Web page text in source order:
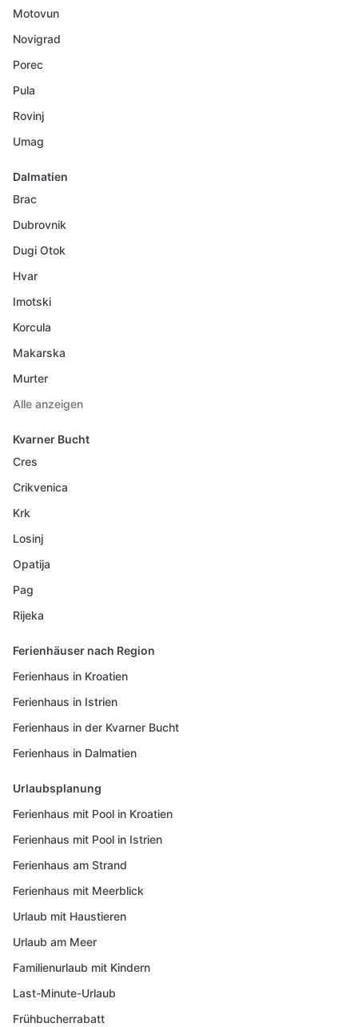
Motovun
Novigrad
Porec
Pula
Rovinj
Umag
Dalmatien
Brac
Dubrovnik
Dugi Otok
Hvar
Imotski
Korcula
Makarska
Murter
Alle anzeigen
Kvarner Bucht
Cres
Crikvenica
Krk
Losinj
Opatija
Pag
Rijeka
Ferienhäuser nach Region
Ferienhaus in Kroatien
Ferienhaus in Istrien
Ferienhaus in der Kvarner Bucht
Ferienhaus in Dalmatien
Urlaubsplanung
Ferienhaus mit Pool in Kroatien
Ferienhaus mit Pool in Istrien
Ferienhaus am Strand
Ferienhaus mit Meerblick
Urlaub mit Haustieren
Urlaub am Meer
Familienurlaub mit Kindern
Last-Minute-Urlaub
Frühbucherrabatt